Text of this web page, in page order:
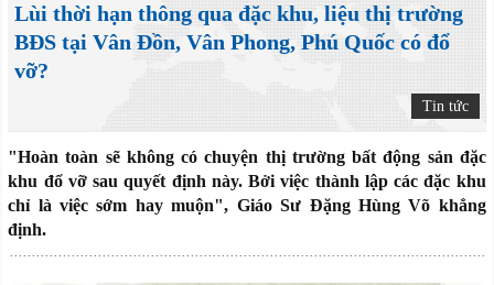
Lùi thời hạn thông qua đặc khu, liệu thị trường
BĐS tại Vân Đồn, Vân Phong, Phú Quốc có đổ
vỡ?
Tin tức
"Hoàn toàn sẽ không có chuyện thị trường bất động sản đặc
khu đổ vỡ sau quyết định này. Bởi việc thành lập các đặc khu
chỉ là việc sớm hay muộn", Giáo Sư Đặng Hùng Võ khẳng
định.